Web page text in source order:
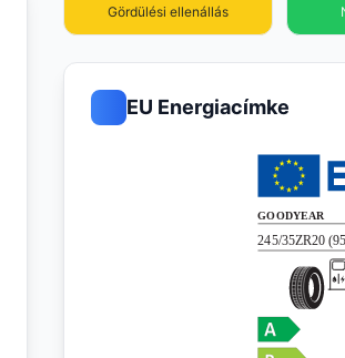
Gördülési ellenállás
EU Energiacímke